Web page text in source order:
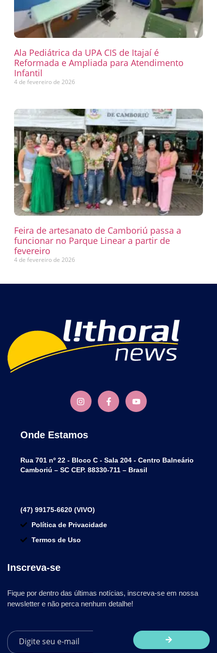
Ala Pediátrica da UPA CIS de Itajaí é
Reformada e Ampliada para Atendimento
Infantil
4 de fevereiro de 2026
Feira de artesanato de Camboriú passa a
funcionar no Parque Linear a partir de
fevereiro
4 de fevereiro de 2026
Onde Estamos
Rua 701 nº 22 - Bloco C - Sala 204 - Centro Balneário
Camboriú – SC CEP. 88330-711 – Brasil
(47) 99175-6620 (VIVO)
Política de Privacidade
Termos de Uso
Inscreva-se
Fique por dentro das últimas notícias, inscreva-se em nossa
newsletter e não perca nenhum detalhe!